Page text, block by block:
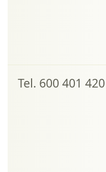
Tel. 600 401 420